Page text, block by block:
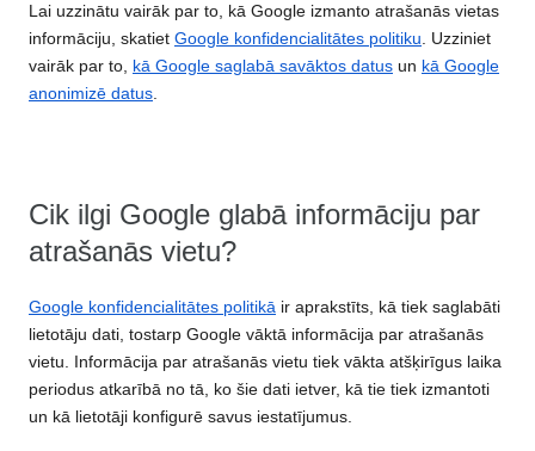
Lai uzzinātu vairāk par to, kā Google izmanto atrašanās vietas
informāciju, skatiet Google konfidencialitātes politiku. Uzziniet
vairāk par to, kā Google saglabā savāktos datus un kā Google
anonimizē datus.
Cik ilgi Google glabā informāciju par
atrašanās vietu?
Google konfidencialitātes politikā ir aprakstīts, kā tiek saglabāti
lietotāju dati, tostarp Google vāktā informācija par atrašanās
vietu. Informācija par atrašanās vietu tiek vākta atšķirīgus laika
periodus atkarībā no tā, ko šie dati ietver, kā tie tiek izmantoti
un kā lietotāji konfigurē savus iestatījumus.